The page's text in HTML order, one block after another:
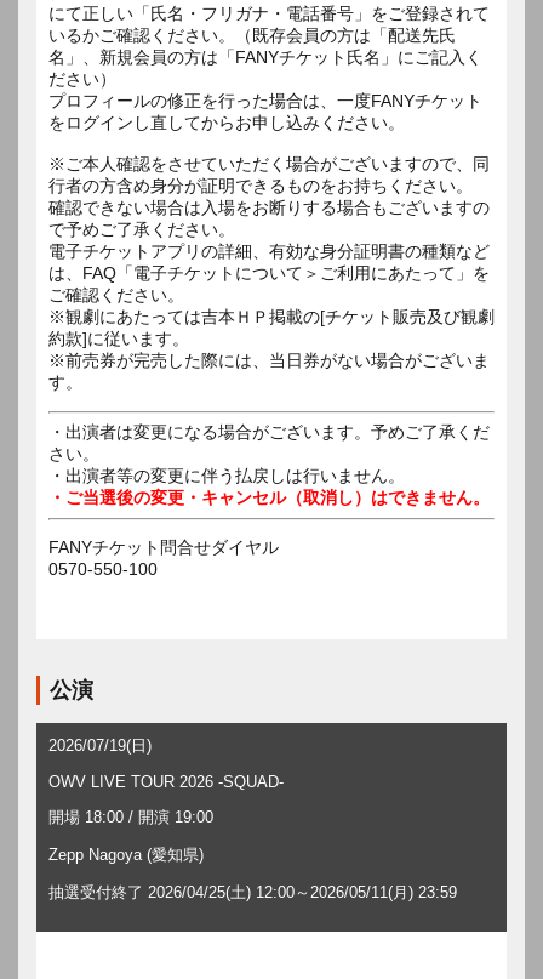
にて正しい「氏名・フリガナ・電話番号」をご登録されて
いるかご確認ください。（既存会員の方は「配送先氏
名」、新規会員の方は「FANYチケット氏名」にご記入く
ださい）
プロフィールの修正を行った場合は、一度FANYチケット
をログインし直してからお申し込みください。
※ご本人確認をさせていただく場合がございますので、同
行者の方含め身分が証明できるものをお持ちください。
確認できない場合は入場をお断りする場合もございますの
で予めご了承ください。
電子チケットアプリの詳細、有効な身分証明書の種類など
は、FAQ「電子チケットについて＞ご利用にあたって」を
ご確認ください。
※観劇にあたっては吉本ＨＰ掲載の[チケット販売及び観劇
約款]に従います。
※前売券が完売した際には、当日券がない場合がございま
す。
・出演者は変更になる場合がございます。予めご了承くだ
さい。
・出演者等の変更に伴う払戻しは行いません。
・ご当選後の変更・キャンセル（取消し）はできません。
FANYチケット問合せダイヤル
0570-550-100
公演
2026/07/19(日)
OWV LIVE TOUR 2026 -SQUAD-
開場 18:00 / 開演 19:00
Zepp Nagoya (愛知県)
抽選受付終了 2026/04/25(土) 12:00～2026/05/11(月) 23:59